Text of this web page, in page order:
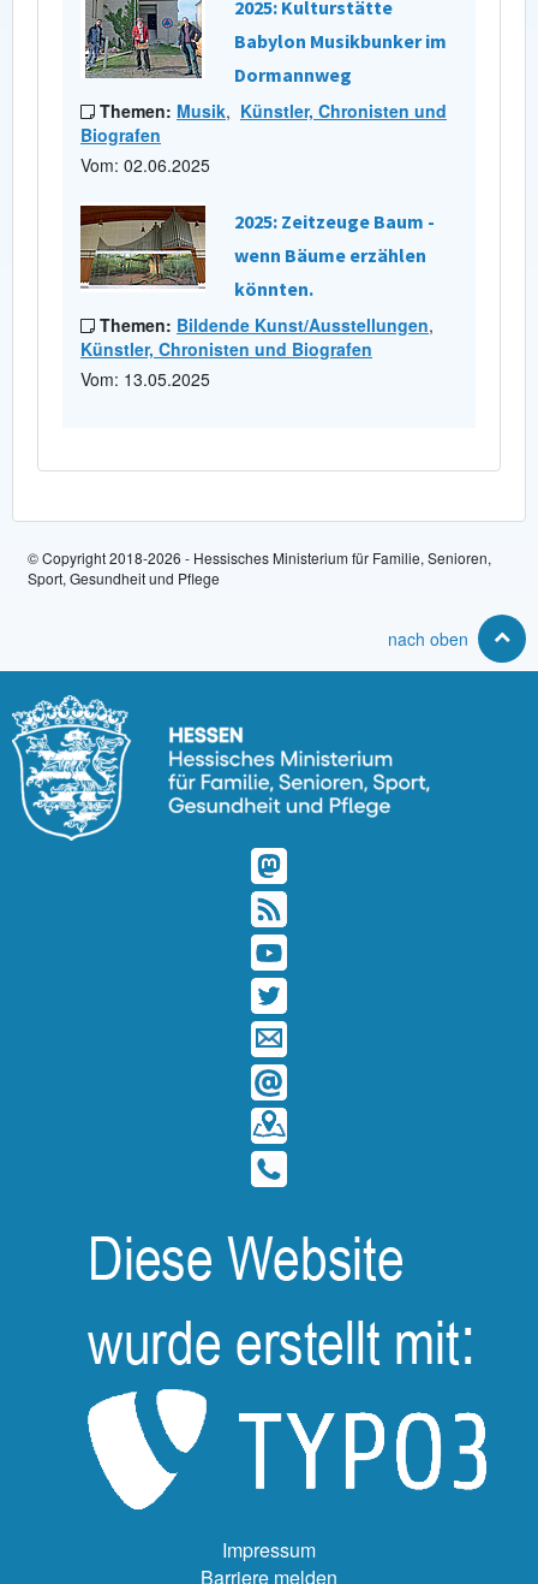
2025: Kulturstätte
Babylon Musikbunker im
Dormannweg
Themen: Musik, Künstler, Chronisten und
Biografen
Vom: 02.06.2025
2025: Zeitzeuge Baum -
wenn Bäume erzählen
könnten.
Themen: Bildende Kunst/Ausstellungen,
Künstler, Chronisten und Biografen
Vom: 13.05.2025
© Copyright 2018-2026 - Hessisches Ministerium für Familie, Senioren,
Sport, Gesundheit und Pflege
nach oben
Impressum
Barriere melden